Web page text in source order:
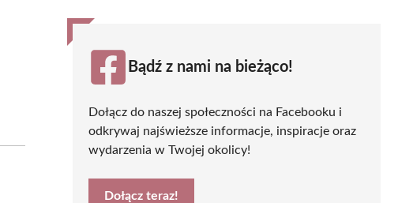
Bądź z nami na bieżąco!
Dołącz do naszej społeczności na Facebooku i
odkrywaj najświeższe informacje, inspiracje oraz
wydarzenia w Twojej okolicy!
Dołącz teraz!